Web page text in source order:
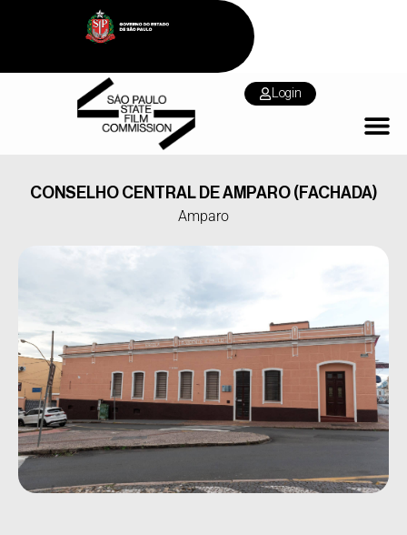
Login
CONSELHO CENTRAL DE AMPARO (FACHADA)
Amparo